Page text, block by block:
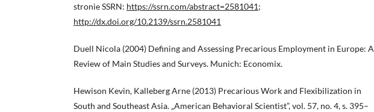
stronie SSRN: https://ssrn.com/abstract=2581041;
http://dx.doi.org/10.2139/ssrn.2581041
Duell Nicola (2004) Defining and Assessing Precarious Employment in Europe: A
Review of Main Studies and Surveys. Munich: Economix.
Hewison Kevin, Kalleberg Arne (2013) Precarious Work and Flexibilization in
South and Southeast Asia. „American Behavioral Scientist”, vol. 57, no. 4, s. 395–